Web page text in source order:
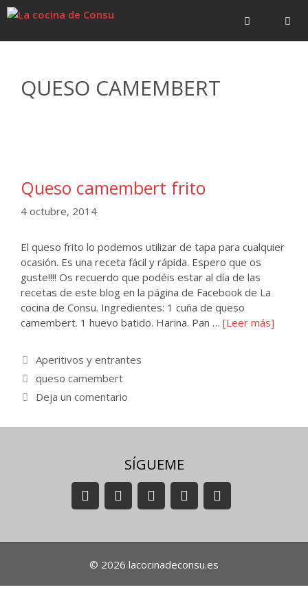
Saltar
Saltar
QUESO CAMEMBERT
Queso camembert frito
4 octubre, 2014
El queso frito lo podemos utilizar de tapa para cualquier
ocasión. Es una receta fácil y rápida. Espero que os
guste!!!! Os recuerdo que podéis estar al día de las
recetas de este blog en la página de Facebook de La
cocina de Consu. Ingredientes: 1 cuña de queso
camembert. 1 huevo batido. Harina. Pan … [Leer más]
Categorías
Aperitivos y entrantes
Etiquetas
queso camembert
Deja un comentario
SÍGUEME
© 2026 lacocinadeconsu.es